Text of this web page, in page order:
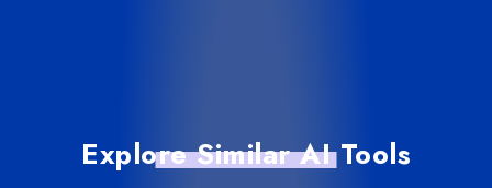
Explore Similar AI Tools